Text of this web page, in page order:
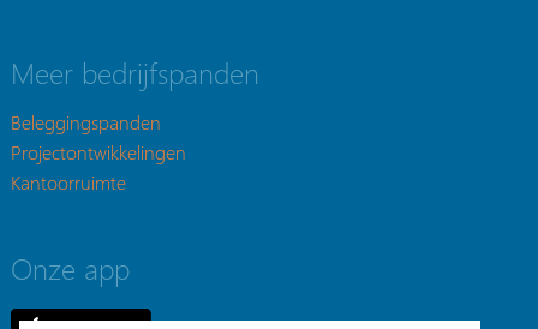
Meer bedrijfspanden
Beleggingspanden
Projectontwikkelingen
Kantoorruimte
Onze app